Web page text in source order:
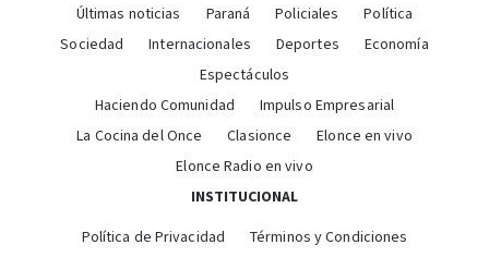
Últimas noticias Paraná Policiales
Política
Sociedad
Internacionales Deportes
Economía
Espectáculos
Haciendo Comunidad
Impulso Empresarial
La Cocina del Once
Clasionce
Elonce en vivo
Elonce Radio en vivo
INSTITUCIONAL
Política de Privacidad Términos y Condiciones